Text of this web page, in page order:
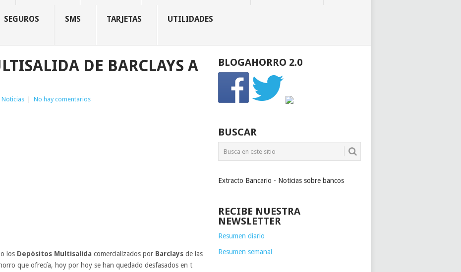
SEGUROS SMS TARJETAS UTILIDADES
DE BARCLAYS A
Noticias No hay comentarios
los Depósitos Multisalida comercializados por Barclays de las
que ofrecía, hoy por hoy se han quedado desfasados en t
BLOGAHORRO 2.0
BUSCAR
Extracto Bancario - Noticias sobre bancos
RECIBE NUESTRA
NEWSLETTER
Resumen diario
Resumen semanal